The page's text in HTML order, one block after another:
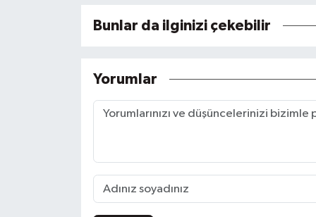
Bunlar da ilginizi çekebilir
Yorumlar